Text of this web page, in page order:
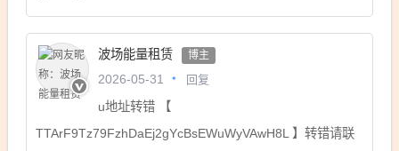
波场能量租赁 博主
2026-05-31 回复
u地址转错 【
TTArF9Tz79FzhDaEj2gYcBsEWuWyVAwH8L 】转错请联